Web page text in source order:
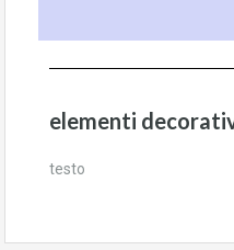
elementi
testo